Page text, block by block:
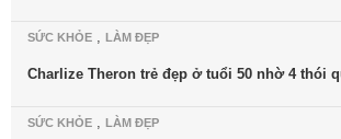
SỨC KHỎE LÀM ĐẸP
Charlize Theron trẻ đẹp ở tuổi 50 nhờ 4 thói
SỨC KHỎE LÀM ĐẸP